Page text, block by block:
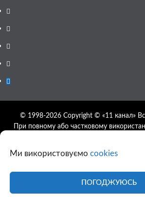
Ми використовуємо cookies
ПОГОДЖУЮСЬ
YouTube
Telegram
Instagram
Twitter
Google
© 1998-2026 Copyright © «11 канал»
При повному або частковому
дозволяється за умови посилання на